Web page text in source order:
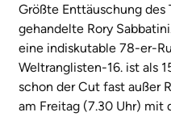
Größte Enttäuschung des
gehandelte Rory
eine indiskutable 78-er-
Weltranglisten-16. ist als
schon der Cut fast außer
am Freitag (7.30 Uhr) mit